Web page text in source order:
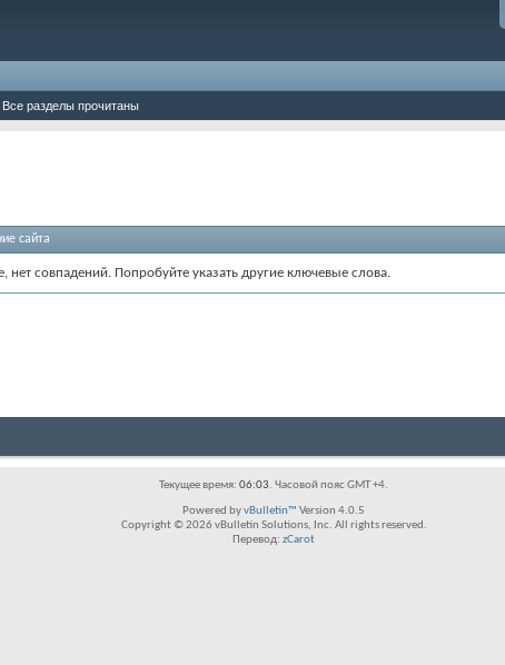
Все разделы прочитаны
сайта
нет совпадений. Попробуйте указать другие ключевые слова.
Текущее время: 06:03. Часовой пояс GMT +4.
Powered byvBulletin™ Version 4.0.5
Copyright © 2026 vBulletin Solutions, Inc. All rights reserved.
Перевод: zCarot